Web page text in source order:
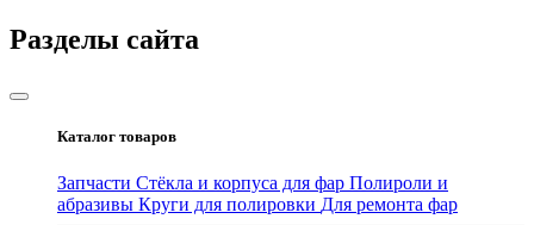
Разделы сайта
Каталог товаров
Запчасти Стёкла и корпуса для фар Полироли и
абразивы Круги для полировки Для ремонта фар